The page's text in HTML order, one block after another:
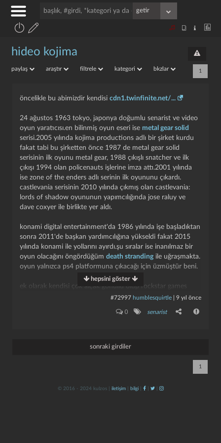
hideo kojima
paylaş araştır filtrele kategori bkzlar 1
öncelikle bu abimizdir kendisi cdn1.twinfinite.net/...
24 ağustos 1963 tokyo, japonya doğumlu senarist ve video
oyun yaratıcısı.en bilinmiş oyun eseri ise metal gear solid
serisi.2005 yılında kojima productions adlı bir şirket kurdu
fakat tabi bu şirketten önce 1987 de metal gear solid
serisinin ilk oyunu metal gear, 1988 çıkışlı snatcher ve ilk
çıkışı 1994 olan policenauts işlerine imza attı.2001 yılında
ise zone of the enders adlı serinin ilk oyununu çıkardı.
castlevania serisinin 2010 yılında çıkmış olan castlevania:
lords of shadow oyununun yapımcılığında jose raluy ve
dave coxyer ile birlikte yer aldı.
konami digital entertainment'da 1986 yılında işe başladıktan
sonra 2011'de başkan yardımcılığına yükseldi fakat 2015
yılında konami ile yollarını ayırdı.şu sıralar ise inanılmaz bir
oyun olacağını öngördüğüm death stranding ile uğraşmakta.
oyun yalnızca ps4 platformuna çıkacağı için üzmüştür beni.
ek olarak kendisi çok alçak gönüllü olup rockstar games
ürünü olan gta 5'i övmüştür. yazı için şuradan
daha oyun çıkmadan bir sürü teori ortaya çıktı okumak
hepsini göster
#72997 humblesquirtle 9 yıl önce
0 senarist
sonraki girdiler
1
kapat kaydet
© 2016 - 2024 kulzos | iletişim| bilgi| | |